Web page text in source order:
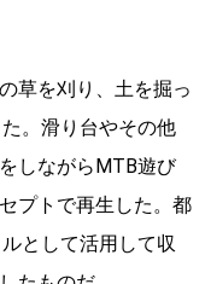
草を刈り、土を掘っ
。滑り台やその他
しながらMTB遊び
プトで再生した。都
として活用して収